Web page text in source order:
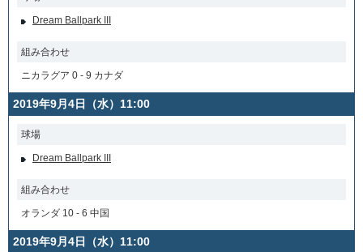
Dream Ballpark III
組み合わせ
ニカラグア 0 - 9 カナダ
2019年9月4日（水）11:00
球場
Dream Ballpark III
組み合わせ
オランダ 10 - 6 中国
2019年9月4日（水）11:00